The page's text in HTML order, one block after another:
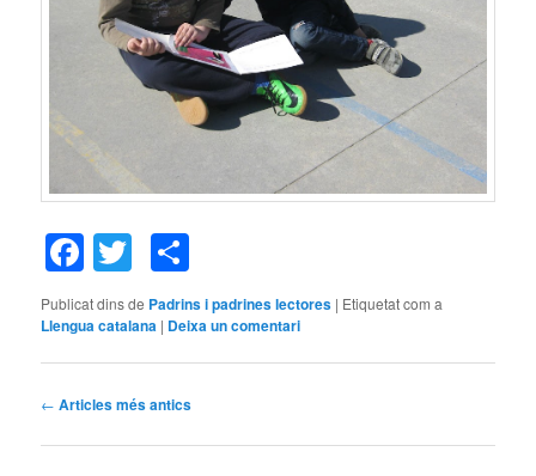
Facebook
Twitter
Publicat dins de Padrins i padrines lectores | Etiquetat com a
Llengua catalana | Deixa un comentari
Navegació
articles
← Articles més antics